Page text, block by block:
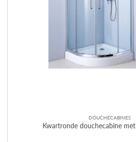
DOUCHECABINES
Kwartronde douchecabine